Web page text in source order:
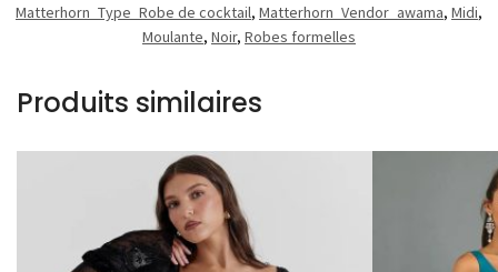
Matterhorn_Type_Robe de cocktail, Matterhorn_Vendor_awama, Midi,
Moulante, Noir, Robes formelles
Produits similaires